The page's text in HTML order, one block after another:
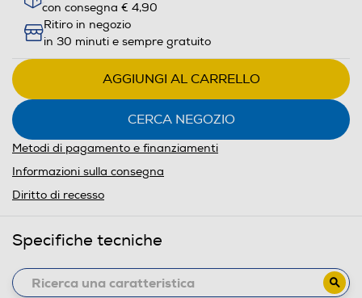
con consegna € 4,90
Ritiro in negozio
in 30 minuti e sempre gratuito
AGGIUNGI AL CARRELLO
CERCA NEGOZIO
Metodi di pagamento e finanziamenti
Informazioni sulla consegna
Diritto di recesso
Specifiche tecniche